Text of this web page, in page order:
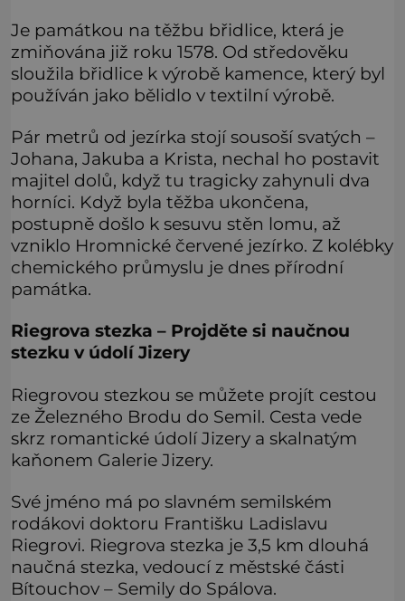
Je památkou na těžbu břidlice, která je
zmiňována již roku 1578. Od středověku
sloužila břidlice k výrobě kamence, který byl
používán jako bělidlo v textilní výrobě.
Pár metrů od jezírka stojí sousoší svatých –
Johana, Jakuba a Krista, nechal ho postavit
majitel dolů, když tu tragicky zahynuli dva
horníci. Když byla těžba ukončena,
postupně došlo k sesuvu stěn lomu, až
vzniklo Hromnické červené jezírko. Z kolébky
chemického průmyslu je dnes přírodní
památka.
Riegrova stezka – Projděte si naučnou
stezku v údolí Jizery
Riegrovou stezkou se můžete projít cestou
ze Železného Brodu do Semil. Cesta vede
skrz romantické údolí Jizery a skalnatým
kaňonem Galerie Jizery.
Své jméno má po slavném semilském
rodákovi doktoru Františku Ladislavu
Riegrovi. Riegrova stezka je 3,5 km dlouhá
naučná stezka, vedoucí z městské části
Bítouchov – Semily do Spálova.